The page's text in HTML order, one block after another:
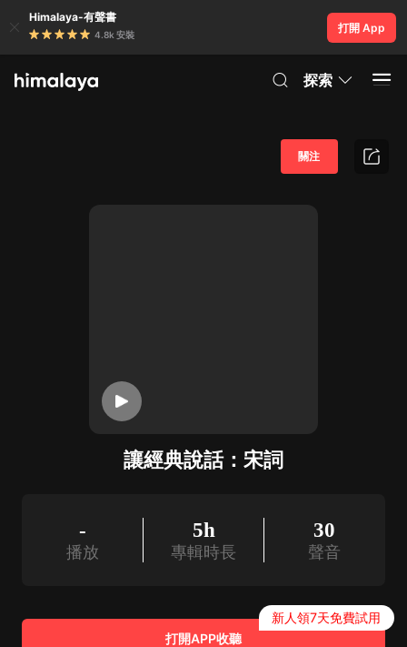
Himalaya-有聲書
4.8k 安裝
打開 App
探索
讓經典說話：宋詞
關注
-
播放
5h
專輯時長
30
聲音
打開APP收聽
新人領7天免費試用